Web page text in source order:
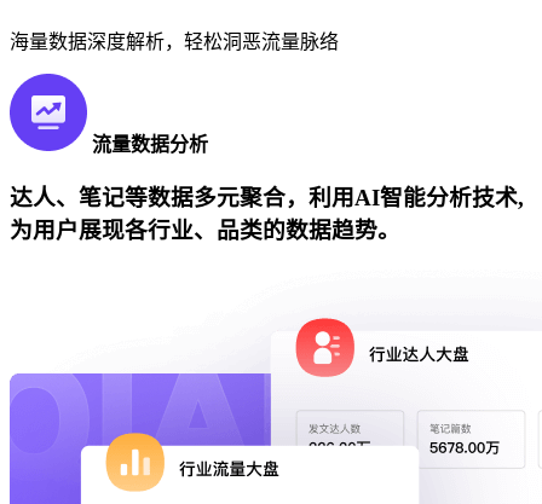
海量数据深度解析，轻松洞恶流量脉络
流量数据分析
达人、笔记等数据多元聚合，利用AI智能分析技术,
为用户展现各行业、品类的数据趋势。